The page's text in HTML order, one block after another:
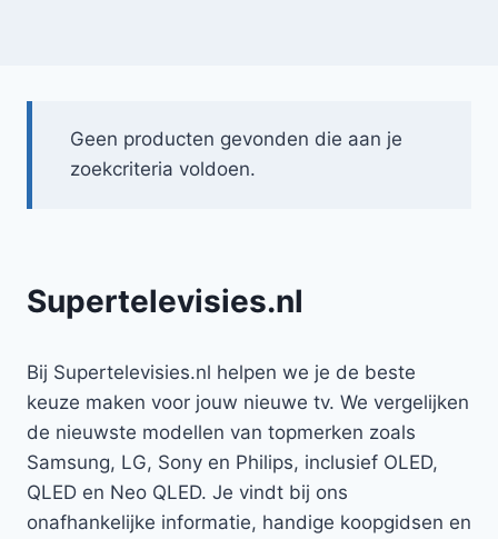
Geen producten gevonden die aan je
zoekcriteria voldoen.
Supertelevisies.nl
Bij Supertelevisies.nl helpen we je de beste
keuze maken voor jouw nieuwe tv. We vergelijken
de nieuwste modellen van topmerken zoals
Samsung, LG, Sony en Philips, inclusief OLED,
QLED en Neo QLED. Je vindt bij ons
onafhankelijke informatie, handige koopgidsen en